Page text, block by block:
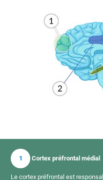
1 Cortex préfrontal médial
Le cortex préfrontal est